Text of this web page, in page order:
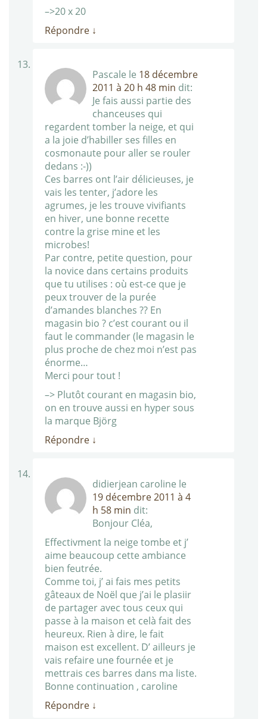
–>20 x 20
Répondre ↓
Pascale le 18 décembre
2011 à 20 h 48 min dit:
Je fais aussi partie des
chanceuses qui
regardent tomber la neige, et qui
a la joie d’habiller ses filles en
cosmonaute pour aller se rouler
dedans :-))
Ces barres ont l’air délicieuses, je
vais les tenter, j’adore les
agrumes, je les trouve vivifiants
en hiver, une bonne recette
contre la grise mine et les
microbes!
Par contre, petite question, pour
la novice dans certains produits
que tu utilises : où est-ce que je
peux trouver de la purée
d’amandes blanches ?? En
magasin bio ? c’est courant ou il
faut le commander (le magasin le
plus proche de chez moi n’est pas
énorme…
Merci pour tout !
–> Plutôt courant en magasin bio,
on en trouve aussi en hyper sous
la marque Björg
Répondre ↓
didierjean caroline le
19 décembre 2011 à 4
h 58 min dit:
Bonjour Cléa,
Effectivment la neige tombe et j’
aime beaucoup cette ambiance
bien feutrée.
Comme toi, j’ ai fais mes petits
gâteaux de Noël que j’ai le plasiir
de partager avec tous ceux qui
passe à la maison et celà fait des
heureux. Rien à dire, le fait
maison est excellent. D’ ailleurs je
vais refaire une fournée et je
mettrais ces barres dans ma liste.
Bonne continuation , caroline
Répondre ↓